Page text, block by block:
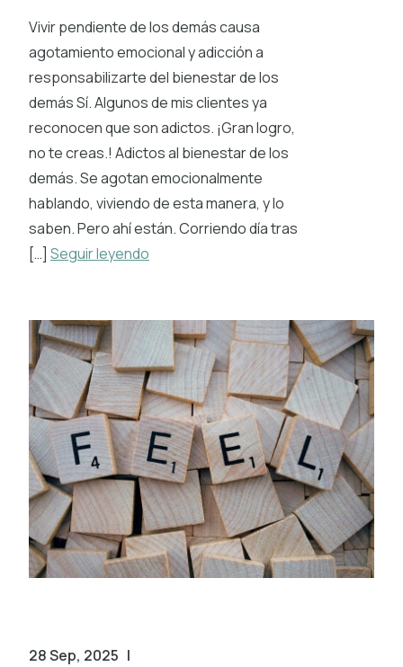
Vivir pendiente de los demás causa
agotamiento emocional y adicción a
responsabilizarte del bienestar de los
demás Sí. Algunos de mis clientes ya
reconocen que son adictos. ¡Gran logro,
no te creas.! Adictos al bienestar de los
demás. Se agotan emocionalmente
hablando, viviendo de esta manera, y lo
saben. Pero ahí están. Corriendo día tras
[…] Seguir leyendo
28 Sep, 2025 |